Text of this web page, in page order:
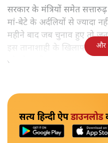
सरकार के मंत्रियों समेत
मां-बेटे के अर्दलियों से ज्यादा
महीने बाद जब चुनाव हुए तो
इस तानाशाही के खिलाफ
और देश को आपातकाल के
और
सत्य हिन्दी ऐपडाउनलोड